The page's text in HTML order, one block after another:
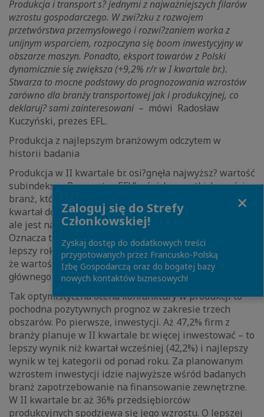
Produkcja i transport s? jednymi z najważniejszych filarów
wzrostu gospodarczego. W zwi?zku z rozwojem
przetwórstwa przemysłowego i rozwi?zaniem worka z
unijnym wsparciem, rozpoczyna się boom inwestycyjny w
obszarze maszyn. Ponadto, eksport towarów z Polski
dynamicznie się zwiększa (+9,2% r/r w I kwartale br.).
Stwarza to mocne podstawy do prognozowania wzrostów
zarówno dla branży transportowej jak i produkcyjnej, co
deklaruj? sami zainteresowani – mówi Radosław
Kuczyński, prezes EFL.
Produkcja z najlepszym branżowym odczytem w
historii badania
Produkcja w II kwartale br. osi?gnęła najwyższ? wartość
subindeksu „Barometru EFL” wśród wszystkich sześciu
branż, który wyniósł 69 pkt. Wynik jest lepszy nie tylko
kwartał do kwartału (+7,29 pkt.) i rok do roku (+9,2 pkt.),
ale jest najwyższy od pocz?tku realizacji badania.
Oznacza to, że przedsiębiorcy licz? na zdecydowanie
lepszy rok niż poprzedni. Warto także zwrócić uwagę,
że wartość subindeksu jest wyższa (o aż 6 pkt.) od
głównego wskaźnika dla całego rynku MŚP w Polsce.
Tak optymistyczna ocena koniunktury w produkcji to
pochodna pozytywnych prognoz w zakresie trzech
obszarów. Po pierwsze, inwestycji. Aż 47,2% firm z
branży planuje w II kwartale br. więcej inwestować – to
lepszy wynik niż kwartał wcześniej (42,2%) i najlepszy
wynik w tej kategorii od ponad roku. Za planowanym
wzrostem inwestycji idzie najwyższe wśród badanych
branż zapotrzebowanie na finansowanie zewnętrzne.
W II kwartale br. aż 36% przedsiębiorców
produkcyjnych spodziewa się jego wzrostu. O lepszej
Zaloguj się do Strefy
Członkowskiej!
Zyskaj dostęp do dodatkowych treści
przygotowanych przez Francusko-Polską
Izbę Gospodarczą oraz do bogatej bazy
nowych kontaktów biznesowych!